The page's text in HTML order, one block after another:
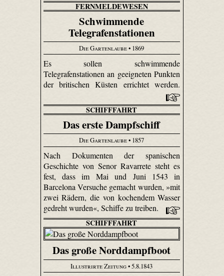
FERNMELDEWESEN
Schwimmende
Telegrafenstationen
Die Gartenlaube• 1869
Es sollen schwimmende
Telegrafenstationen an geeigneten Punkten
der britischen Küsten errichtet werden.
SCHIFFFAHRT
Das erste Dampfschiff
Die Gartenlaube• 1857
Nach Dokumenten der spanischen
Geschichte von Senor Ravarrete steht es
fest, dass im Mai und Juni 1543 in
Barcelona Versuche gemacht wurden, »mit
zwei Rädern, die von kochendem Wasser
gedreht wurden«, Schiffe zu treiben.
SCHIFFFAHRT
Das große Norddampfboot
Illustrirte Zeitung• 5.8.1843